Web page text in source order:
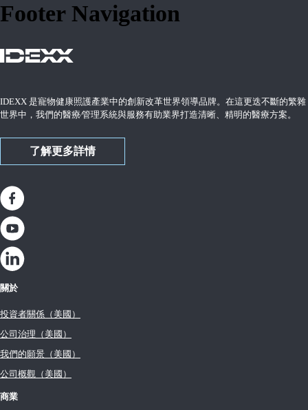
Footer Navigation
IDEXX 是寵物健康照護產業中的創新改革世界領導品牌。在這更迭不斷的繁雜
世界中，我們的醫療∕管理系統與服務有助業界打造清晰、精明的醫療方案。
了解更多詳情
關於
投資者關係（美國）
公司治理（美國）
我們的願景（美國）
公司概觀（美國）
商業